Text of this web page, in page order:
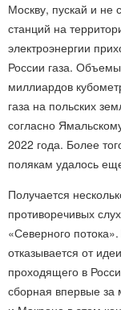
Москву, пускай и
станций на
электроэнергии
России газа.
миллиардов
газа на польских
согласно
2022 года. Более
полякам удалось
Получается
противоречивых
«Северного
отказывается от
проходящего в
сборная впервые